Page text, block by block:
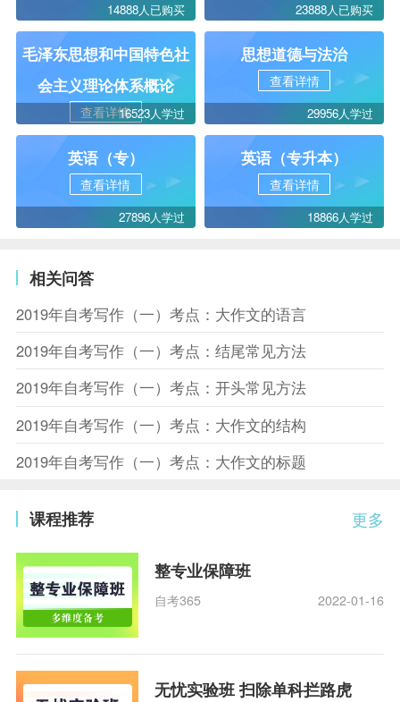
14888人已购买 23888人已购买
毛泽东思想和中国特色社
会主义理论体系概论
查看详情16523人学过
思想道德与法治
查看详情
29956人学过
英语（专）
查看详情
27896人学过
英语（专升本）
查看详情
18866人学过
相关问答
2019年自考写作（一）考点：大作文的语言
2019年自考写作（一）考点：结尾常见方法
2019年自考写作（一）考点：开头常见方法
2019年自考写作（一）考点：大作文的结构
2019年自考写作（一）考点：大作文的标题
更多
课程推荐
整专业保障班
自考365 2022-01-16
无忧实验班 扫除单科拦路虎